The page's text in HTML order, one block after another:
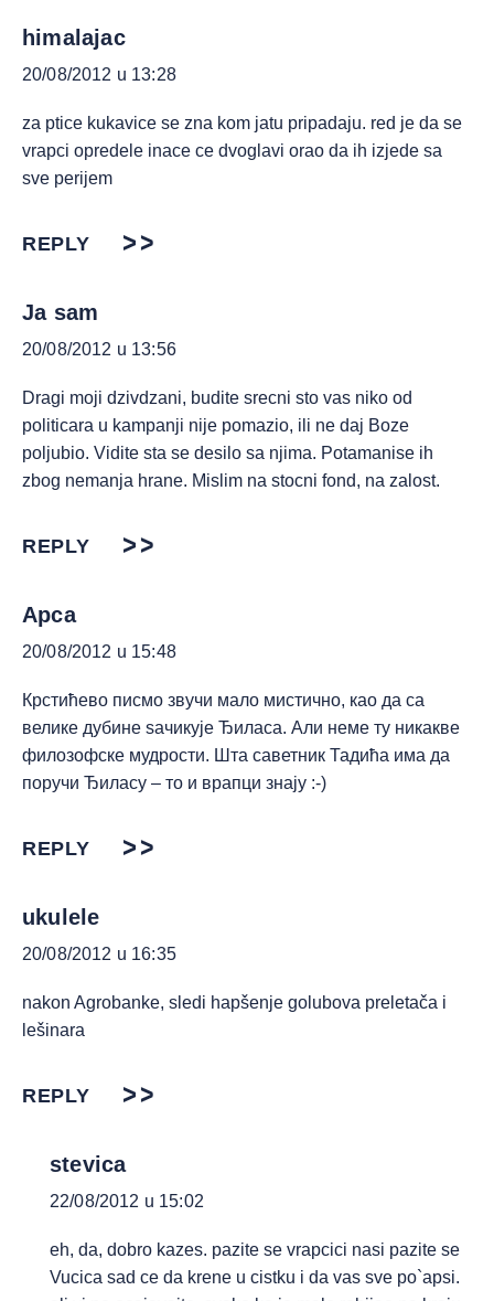
himalajac
20/08/2012 u 13:28
za ptice kukavice se zna kom jatu pripadaju. red je da se
vrapci opredele inace ce dvoglavi orao da ih izjede sa
sve perijem
REPLY
Ja sam
20/08/2012 u 13:56
Dragi moji dzivdzani, budite srecni sto vas niko od
politicara u kampanji nije pomazio, ili ne daj Boze
poljubio. Vidite sta se desilo sa njima. Potamanise ih
zbog nemanja hrane. Mislim na stocni fond, na zalost.
REPLY
Apca
20/08/2012 u 15:48
Крстићево писмо звучи мало мистично, као да са
велике дубине ѕачикује Ђиласа. Али неме ту никакве
филозофске мудрости. Шта саветник Тадића има да
поручи Ђиласу – то и врапци знају :-)
REPLY
ukulele
20/08/2012 u 16:35
nakon Agrobanke, sledi hapšenje golubova preletača i
lešinara
REPLY
stevica
22/08/2012 u 15:02
eh, da, dobro kazes. pazite se vrapcici nasi pazite se
Vucica sad ce da krene u cistku i da vas sve po`apsi.